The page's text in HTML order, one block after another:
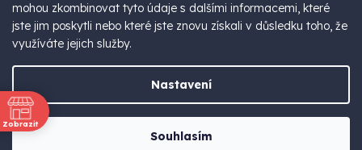
mohou zkombinovat tyto údaje s dalšími informacemi, které
jste jim poskytli nebo které jste znovu získali v důsledku toho, že
využíváte jejich služby.
Nastavení
Souhlasím
Vytvořil Shoptet
best-power. Všechna práva vyhrazena.
Zobrazit